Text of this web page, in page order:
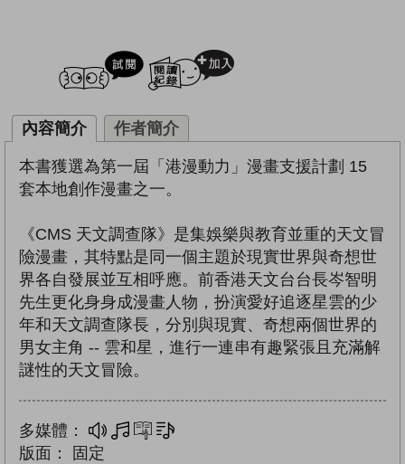
試閲
內容簡介 作者簡介
本書獲選為第一屆「港漫動力」漫畫支援計劃 15
套本地創作漫畫之一。
《CMS 天文調查隊》是集娛樂與教育並重的天文冒
險漫畫，其特點是同一個主題於現實世界與奇想世
界各自發展並互相呼應。前香港天文台台長岑智明
先生更化⾝身成漫畫人物，扮演愛好追逐星雲的少
年和天文調查隊長，分別與現實、奇想兩個世界的
男女主角 -- 雲和星，進行一連串有趣緊張且充滿解
謎性的天文冒險。
多媒體： 多媒體互動練習
版面：
固定